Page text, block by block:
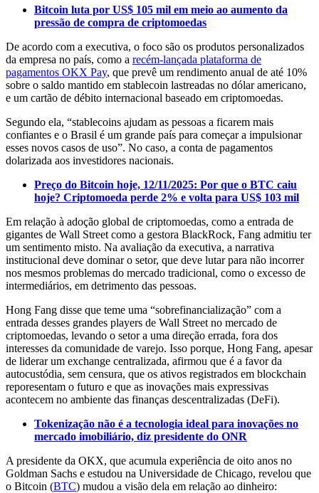
Bitcoin luta por US$ 105 mil em meio ao aumento da
pressão de compra de criptomoedas
De acordo com a executiva, o foco são os produtos personalizados
da empresa no país, como a recém-lançada plataforma de
pagamentos OKX Pay, que prevê um rendimento anual de até 10%
sobre o saldo mantido em stablecoin lastreadas no dólar americano,
e um cartão de débito internacional baseado em criptomoedas.
Segundo ela, “stablecoins ajudam as pessoas a ficarem mais
confiantes e o Brasil é um grande país para começar a impulsionar
esses novos casos de uso”. No caso, a conta de pagamentos
dolarizada aos investidores nacionais.
Preço do Bitcoin hoje, 12/11/2025: Por que o BTC caiu
hoje? Criptomoeda perde 2% e volta para US$ 103 mil
Em relação à adoção global de criptomoedas, como a entrada de
gigantes de Wall Street como a gestora BlackRock, Fang admitiu ter
um sentimento misto. Na avaliação da executiva, a narrativa
institucional deve dominar o setor, que deve lutar para não incorrer
nos mesmos problemas do mercado tradicional, como o excesso de
intermediários, em detrimento das pessoas.
Hong Fang disse que teme uma “sobrefinancialização” com a
entrada desses grandes players de Wall Street no mercado de
criptomoedas, levando o setor a uma direção errada, fora dos
interesses da comunidade de varejo. Isso porque, Hong Fang, apesar
de liderar um exchange centralizada, afirmou que é a favor da
autocustódia, sem censura, que os ativos registrados em blockchain
reporesentam o futuro e que as inovações mais expressivas
acontecem no ambiente das finanças descentralizadas (DeFi).
Tokenização não é a tecnologia ideal para inovações no
mercado imobiliário, diz presidente do ONR
A presidente da OKX, que acumula experiência de oito anos no
Goldman Sachs e estudou na Universidade de Chicago, revelou que
o Bitcoin (BTC) mudou a visão dela em relação ao dinheiro: